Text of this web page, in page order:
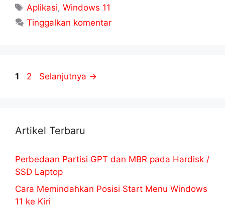
Tag
Aplikasi,Windows 11
Tinggalkan komentar
Halaman
1 Halaman
2 Selanjutnya →
Artikel Terbaru
Perbedaan Partisi GPT dan MBR pada Hardisk /
SSD Laptop
Cara Memindahkan Posisi Start Menu Windows
11 ke Kiri